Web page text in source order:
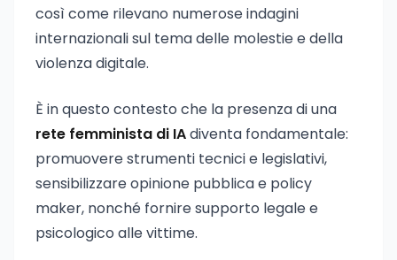
così come rilevano numerose indagini
internazionali sul tema delle molestie e della
violenza digitale.
È in questo contesto che la presenza di una
rete femminista di IAdiventa fondamentale:
promuovere strumenti tecnici e legislativi,
sensibilizzare opinione pubblica e policy
maker, nonché fornire supporto legale e
psicologico alle vittime.